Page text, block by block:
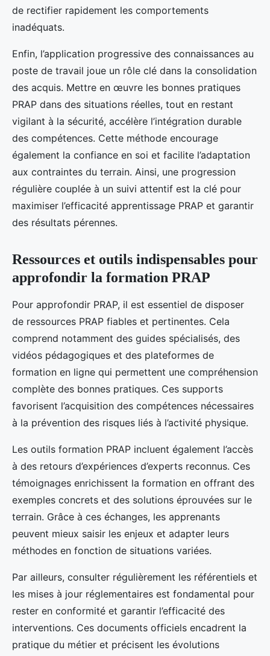
de rectifier rapidement les comportements
inadéquats.
Enfin, l’application progressive des connaissances au
poste de travail joue un rôle clé dans la consolidation
des acquis. Mettre en œuvre les bonnes pratiques
PRAP dans des situations réelles, tout en restant
vigilant à la sécurité, accélère l’intégration durable
des compétences. Cette méthode encourage
également la confiance en soi et facilite l’adaptation
aux contraintes du terrain. Ainsi, une progression
régulière couplée à un suivi attentif est la clé pour
maximiser l’efficacité apprentissage PRAP et garantir
des résultats pérennes.
Ressources et outils indispensables pour
approfondir la formation PRAP
Pour approfondir PRAP, il est essentiel de disposer
de ressources PRAP fiables et pertinentes. Cela
comprend notamment des guides spécialisés, des
vidéos pédagogiques et des plateformes de
formation en ligne qui permettent une compréhension
complète des bonnes pratiques. Ces supports
favorisent l’acquisition des compétences nécessaires
à la prévention des risques liés à l’activité physique.
Les outils formation PRAP incluent également l’accès
à des retours d’expériences d’experts reconnus. Ces
témoignages enrichissent la formation en offrant des
exemples concrets et des solutions éprouvées sur le
terrain. Grâce à ces échanges, les apprenants
peuvent mieux saisir les enjeux et adapter leurs
méthodes en fonction de situations variées.
Par ailleurs, consulter régulièrement les référentiels et
les mises à jour réglementaires est fondamental pour
rester en conformité et garantir l’efficacité des
interventions. Ces documents officiels encadrent la
pratique du métier et précisent les évolutions